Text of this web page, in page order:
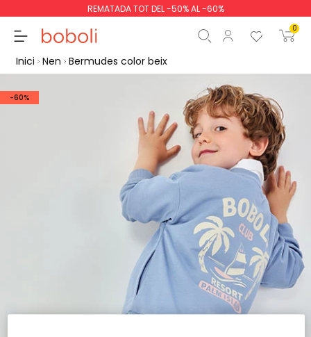
REMATADA TOT DEL -50% AL -60%
0
0,00 €
0,00 €
Començar la
Inici Nen Bermudes color beix
-60%